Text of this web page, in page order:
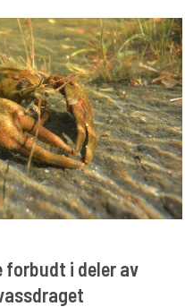
forbudt i deler av